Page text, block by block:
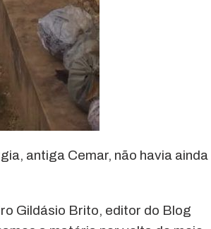
antiga Cemar, não havia ainda
Gildásio Brito, editor do Blog